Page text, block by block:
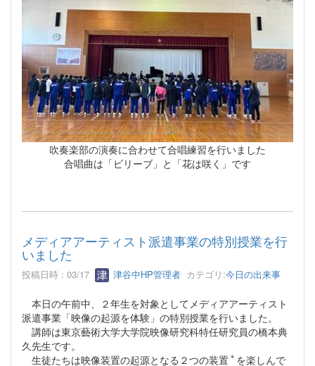
吹奏楽部の演奏に合わせて合唱練習を行いました
合唱曲は「ビリーブ」と「花は咲く」です
メディアアーティスト派遣事業の特別授業を行
いました
投稿日時 : 03/17 津谷中HP管理者 カテゴリ:今日の出来事
本日の午前中、２年生を対象としてメディアアーティスト
派遣事業「映像の起源を体験」の特別授業を行いました。
講師は東京藝術大学大学院映像研究科特任研究員の橋本典
久先生です。
生徒たちは映像装置の起源となる２つの装置 ＊ を楽しんで